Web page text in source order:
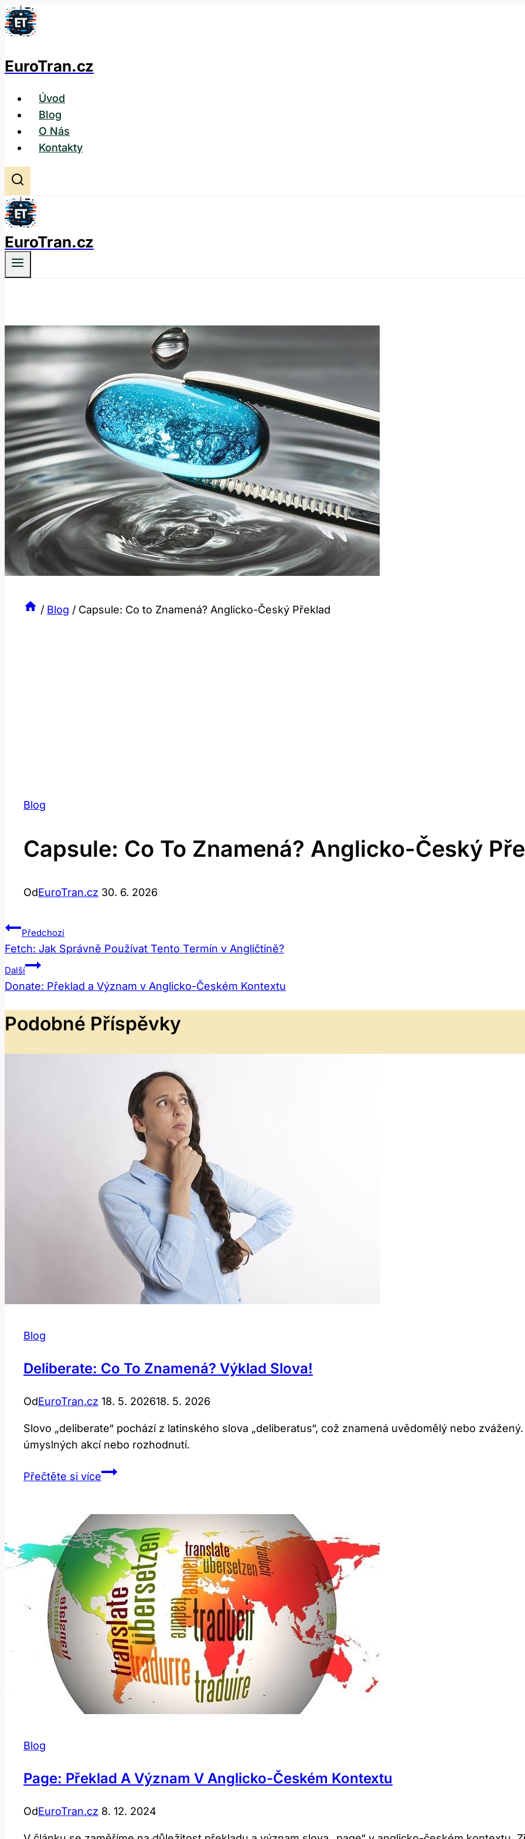
Přeskočit
na
EuroTran.cz
Úvod
Blog
O Nás
Kontakty
EuroTran.cz
/ Blog / Capsule: Co to Znamená? Anglicko-Český Překlad
Blog
Capsule: Co To Znamená? Anglicko-Český
OdEuroTran.cz 30. 6. 2026
Navigace
Pro
Příspěvek
Předchozí
Fetch: Jak Správně Používat Tento Termín v Angličtině?
Další
Donate: Překlad a Význam v Anglicko-Českém Kontextu
Podobné Příspěvky
Blog
Deliberate: Co To Znamená? Výklad Slova!
OdEuroTran.cz 18. 5. 202618. 5. 2026
Slovo „deliberate“ pochází z latinského slova „deliberatus“, což znamená uvědomělý nebo
úmyslných akcí nebo rozhodnutí.
Přečtěte si víceDeliberate:
Výklad
Slova!
Blog
Page: Překlad A Význam V Anglicko-Českém Kontextu
OdEuroTran.cz 8. 12. 2024